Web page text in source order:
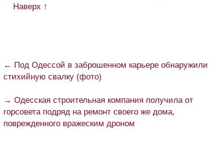
Наверх ↑
← Под Одессой в заброшенном карьере обнаружили
стихийную свалку (фото)
→ Одесская строительная компания получила от
горсовета подряд на ремонт своего же дома,
поврежденного вражеским дроном